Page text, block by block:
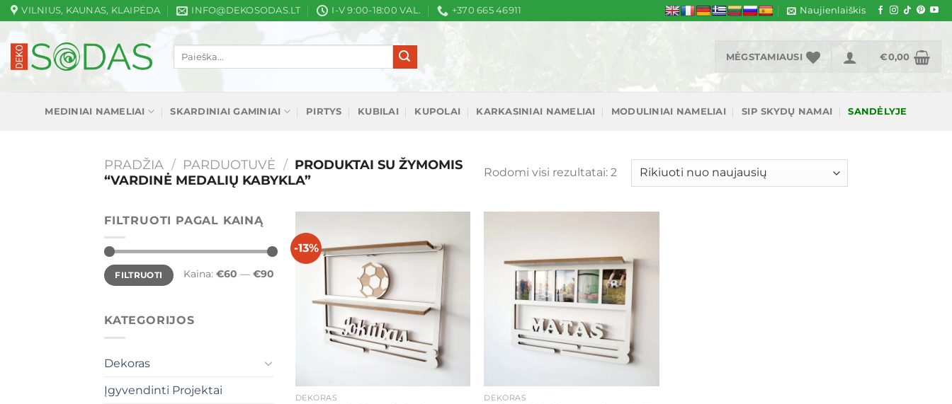
Skip
to
content
VILNIUS, KAUNAS, KLAIPĖDA INFO@DEKOSODAS.LT I-V 9:00-18:00 VAL. +370 665 46911 Naujienlaiškis
Ieškoti:
MĖGSTAMIAUSI €0,00
MEDINIAI NAMELIAI SKARDINIAI GAMINIAI PIRTYS KUBILAI KUPOLAI KARKASINIAI NAMELIAI MODULINIAI NAMELIAI SIP SKYDŲ NAMAI SANDĖLYJE
PRADŽIA / PARDUOTUVĖ / PRODUKTAI SU ŽYMOMIS
“VARDINĖ MEDALIŲ KABYKLA”
Rodomi visi rezultatai: 2Rūšiuojama
pagal
FILTRUOTI PAGAL KAINĄ
Min
kaina
Maks
kaina
FILTRUOTI Kaina: €60 — €90
KATEGORIJOS
Dekoras
Įgyvendinti Projektai
-13% Mėgstamiausias
DEKORAS DEKORAS